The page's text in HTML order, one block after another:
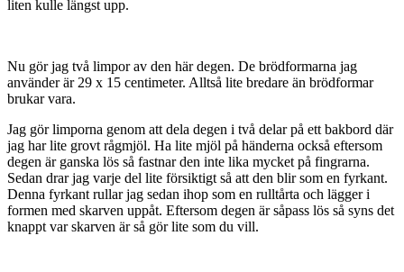
liten kulle längst upp.
Nu gör jag två limpor av den här degen. De brödformarna jag
använder är 29 x 15 centimeter. Alltså lite bredare än brödformar
brukar vara.
Jag gör limporna genom att dela degen i två delar på ett bakbord där
jag har lite grovt rågmjöl. Ha lite mjöl på händerna också eftersom
degen är ganska lös så fastnar den inte lika mycket på fingrarna.
Sedan drar jag varje del lite försiktigt så att den blir som en fyrkant.
Denna fyrkant rullar jag sedan ihop som en rulltårta och lägger i
formen med skarven uppåt. Eftersom degen är såpass lös så syns det
knappt var skarven är så gör lite som du vill.